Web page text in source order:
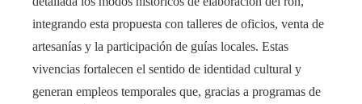
integrando esta propuesta con talleres de oficios, venta de
artesanías y la participación de guías locales. Estas
vivencias fortalecen el sentido de identidad cultural y
generan empleos temporales que, gracias a programas de